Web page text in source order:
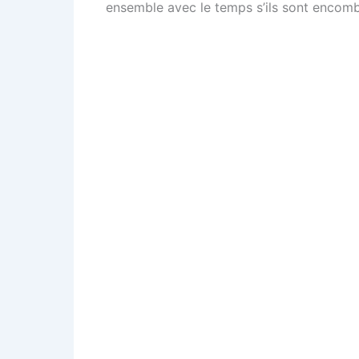
ensemble avec le temps s’ils sont